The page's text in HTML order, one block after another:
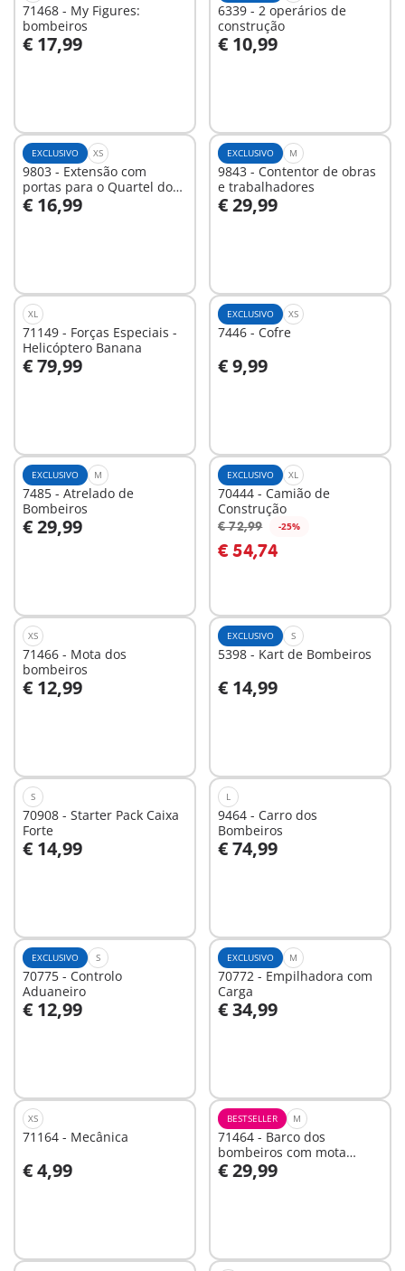
71468 - My Figures:
bombeiros
€ 17,99
Ao carrinho
6339 - 2 operários de
construção
€ 10,99
Ao carrinho
EXCLUSIVO XS
9803 - Extensão com
portas para o Quartel dos
Bombeiros com Alarme
(9462)
€ 16,99
Ao carrinho
EXCLUSIVO M
9843 - Contentor de obras
e trabalhadores
€ 29,99
Ao carrinho
XL
71149 - Forças Especiais -
Helicóptero Banana
€ 79,99
Ao carrinho
EXCLUSIVO XS
7446 - Cofre
€ 9,99
Ao carrinho
EXCLUSIVO M
7485 - Atrelado de
Bombeiros
€ 29,99
Ao carrinho
EXCLUSIVO XL
70444 - Camião de
Construção
€ 72,99 -25%
€ 54,74
Ao carrinho
XS
71466 - Mota dos
bombeiros
€ 12,99
Ao carrinho
EXCLUSIVO S
5398 - Kart de Bombeiros
€ 14,99
Ao carrinho
S
70908 - Starter Pack Caixa
Forte
€ 14,99
L
9464 - Carro dos
Bombeiros
€ 74,99
EXCLUSIVO S
70775 - Controlo
Aduaneiro
€ 12,99
EXCLUSIVO M
70772 - Empilhadora com
Carga
€ 34,99
XS
71164 - Mecânica
€ 4,99
BESTSELLER M
71464 - Barco dos
bombeiros com mota
aquática
€ 29,99
Ao carrinho